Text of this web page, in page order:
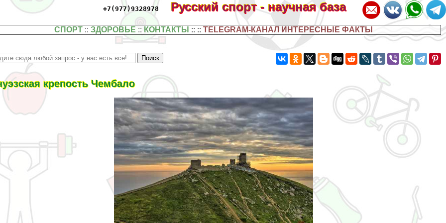
+7(977)9328978 Русский спорт - научная база
СПОРТ ::ЗДОРОВЬЕ :: КОНТАКТЫ :: ::TELEGRAM-КАНАЛ ИНТЕРЕСНЫЕ ФАКТЫ
крепость Чембало